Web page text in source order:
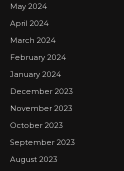
May 2024
April 2024
March 2024
February 2024
January 2024
December 2023
November 2023
October 2023
September 2023
August 2023